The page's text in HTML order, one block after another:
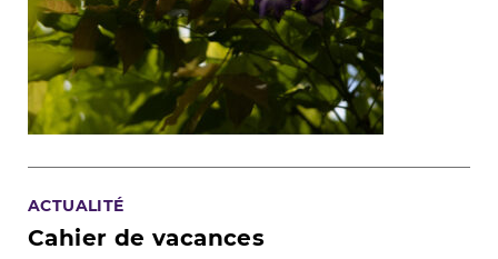
ACTUALITÉ
Cahier de vacances